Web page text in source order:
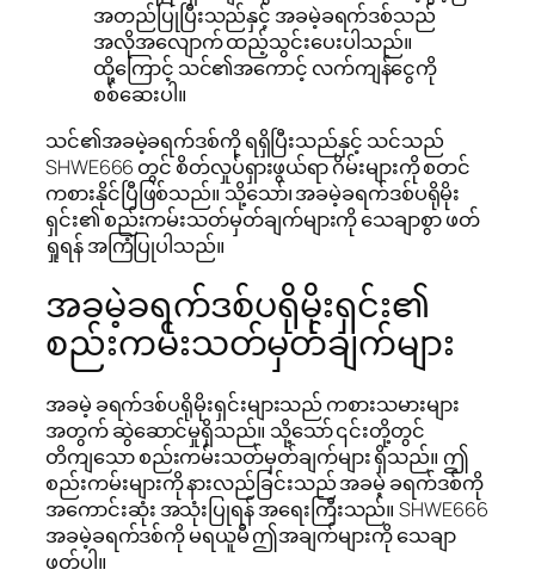
အတည်ပြုပြီးသည်နှင့် အခမဲ့ခရက်ဒစ်သည်
အလိုအလျောက် ထည့်သွင်းပေးပါသည်။
ထို့ကြောင့် သင်၏အကောင့် လက်ကျန်ငွေကို
စစ်ဆေးပါ။
သင်၏အခမဲ့ခရက်ဒစ်ကို ရရှိပြီးသည်နှင့် သင်သည်
SHWE666 တွင် စိတ်လှုပ်ရှားဖွယ်ရာ ဂိမ်းများကို စတင်
ကစားနိုင်ပြီဖြစ်သည်။ သို့သော်၊ အခမဲ့ခရက်ဒစ်ပရိုမိုး
ရှင်း၏ စည်းကမ်းသတ်မှတ်ချက်များကို သေချာစွာ ဖတ်
ရှုရန် အကြံပြုပါသည်။
အခမဲ့ခရက်ဒစ်ပရိုမိုးရှင်း၏
စည်းကမ်းသတ်မှတ်ချက်များ
အခမဲ့ ခရက်ဒစ်ပရိုမိုးရှင်းများသည် ကစားသမားများ
အတွက် ဆွဲဆောင်မှုရှိသည်။ သို့သော် ၎င်းတို့တွင်
တိကျသော စည်းကမ်းသတ်မှတ်ချက်များ ရှိသည်။ ဤ
စည်းကမ်းများကို နားလည်ခြင်းသည် အခမဲ့ ခရက်ဒစ်ကို
အကောင်းဆုံး အသုံးပြုရန် အရေးကြီးသည်။ SHWE666
အခမဲ့ခရက်ဒစ်ကို မရယူမီ ဤအချက်များကို သေချာ
ဖတ်ပါ။